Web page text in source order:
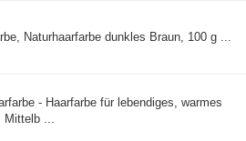
Naturhaarfarbe dunkles Braun, 100 g ...
- Haarfarbe für lebendiges, warmes
...